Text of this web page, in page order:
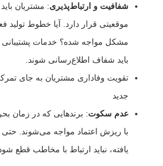
شفافیت و ارتباط‌پذیری: مشتریان
موقعیتی قرار دارد. آیا خطوط تولید
مشکل مواجه شده؟ خدمات پشتیبانی
باید شفاف اطلاع‌رسانی شوند.
تقویت وفاداری مشتریان به جای
جدید
عدم سکوت: برندهایی که در زمان
با ریزش اعتماد مواجه می‌شوند.
یافته، نباید ارتباط با مخاطب قطع شود.